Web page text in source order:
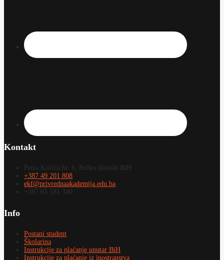
Kontakt
Petra Kočića br. 6, Brčko distrikt BiH
+387 49 201 808
ekf@privrednaakademija.edu.ba
+387 65 581 340
Info
Postani student
Školarina
Instrukcije za plaćanje unutar BiH
Instrukcije za plaćanje iz inostranstva